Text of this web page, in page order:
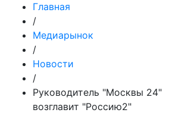
Главная
/
Медиарынок
/
Новости
/
Руководитель "Москвы 24"
возглавит "Россию2"